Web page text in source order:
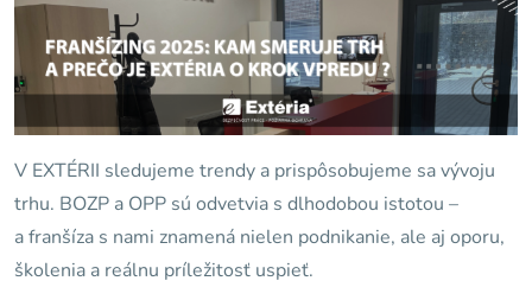
V EXTÉRII sledujeme trendy a prispôsobujeme sa vývoju
trhu. BOZP a OPP sú odvetvia s dlhodobou istotou –
a franšíza s nami znamená nielen podnikanie, ale aj oporu,
školenia a reálnu príležitosť uspieť.